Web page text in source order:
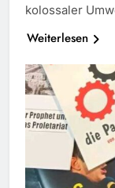
kolossaler
Weiterlesen